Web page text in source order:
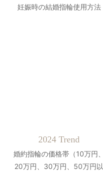
妊娠時の結婚指輪使用方法
2024 Trend
婚約指輪の価格帯（10万円、
20万円、30万円、50万円以